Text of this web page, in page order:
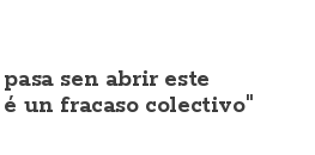
sen abrir este
un fracaso colectivo"